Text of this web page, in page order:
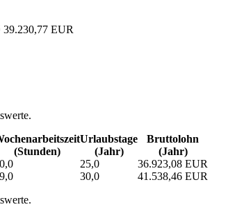
EUR
(Stunden)
Urlaubs­tage
(Jahr)
Bruttolohn
(Jahr)
25,0
36.923,08 EUR
30,0
41.538,46 EUR